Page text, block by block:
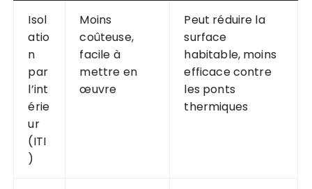
Isol
atio
n
par
l’int
érie
ur
(ITI
)
Moins
coûteuse,
facile à
mettre en
œuvre
Peut réduire la
surface
habitable, moins
efficace contre
les ponts
thermiques